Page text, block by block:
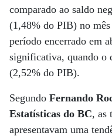
comparado ao saldo
(1,48% do PIB) no
período encerrado em
significativa, quando o
(2,52% do PIB).
Segundo Fernando
Estatísticas do BC, as
apresentavam uma